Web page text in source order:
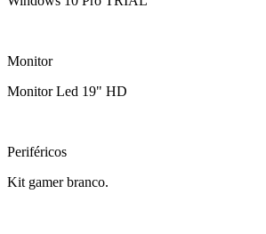
Monitor
Monitor Led 19" HD
Periféricos
Kit gamer branco.